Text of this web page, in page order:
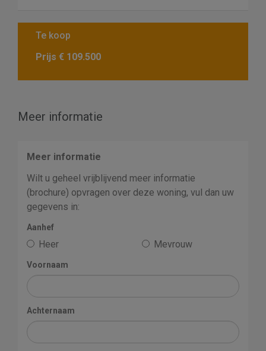
Te koop
Prijs € 109.500
Meer informatie
Meer informatie
Wilt u geheel vrijblijvend meer informatie
(brochure) opvragen over deze woning, vul dan uw
gegevens in:
Aanhef
Heer Mevrouw
Voornaam
Achternaam